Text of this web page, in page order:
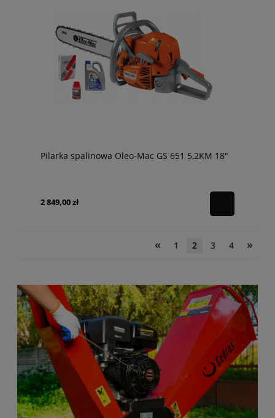
Pilarka spalinowa Oleo-Mac GS 651 5,2KM 18"
2 849,00 zł
« 1 2 3 4 »